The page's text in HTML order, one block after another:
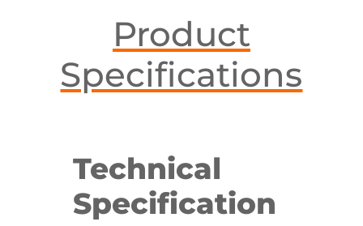
Product
Specifications
Technical
Specification